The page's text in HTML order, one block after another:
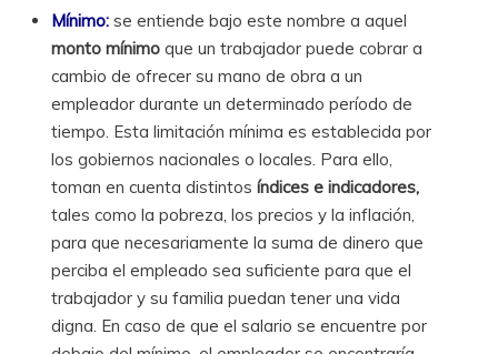
Mínimo: se entiende bajo este nombre a aquel
monto mínimo que un trabajador puede cobrar a
cambio de ofrecer su mano de obra a un
empleador durante un determinado período de
tiempo. Esta limitación mínima es establecida por
los gobiernos nacionales o locales. Para ello,
toman en cuenta distintos índices e indicadores,
tales como la pobreza, los precios y la inflación,
para que necesariamente la suma de dinero que
perciba el empleado sea suficiente para que el
trabajador y su familia puedan tener una vida
digna. En caso de que el salario se encuentre por